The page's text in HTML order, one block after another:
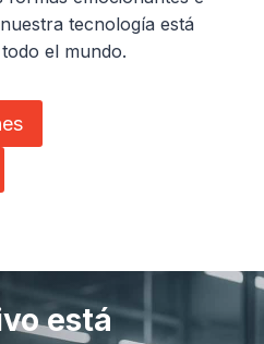
tecnología está
el mundo.
está